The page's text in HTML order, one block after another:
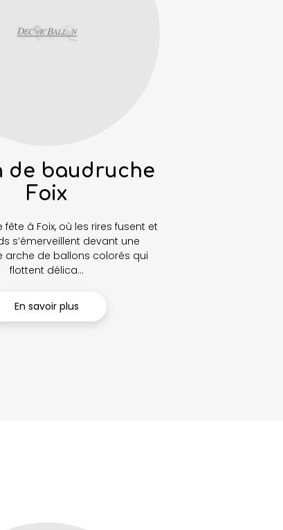
de baudruche
Foix
fête à Foix, où les rires fusent et
s’émerveillent devant une
arche de ballons colorés qui
flottent délica...
En savoir plus